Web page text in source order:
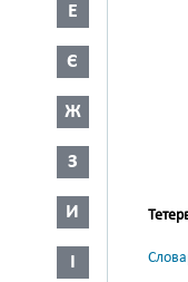
Е
Є
Ж
З
И
І